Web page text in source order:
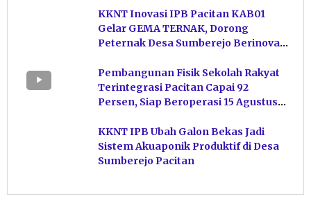
KKNT Inovasi IPB Pacitan KAB01
Gelar GEMA TERNAK, Dorong
Peternak Desa Sumberejo Berinovasi
Pembangunan Fisik Sekolah Rakyat
Terintegrasi Pacitan Capai 92
Persen, Siap Beroperasi 15 Agustus
KKNT IPB Ubah Galon Bekas Jadi
Sistem Akuaponik Produktif di Desa
Sumberejo Pacitan